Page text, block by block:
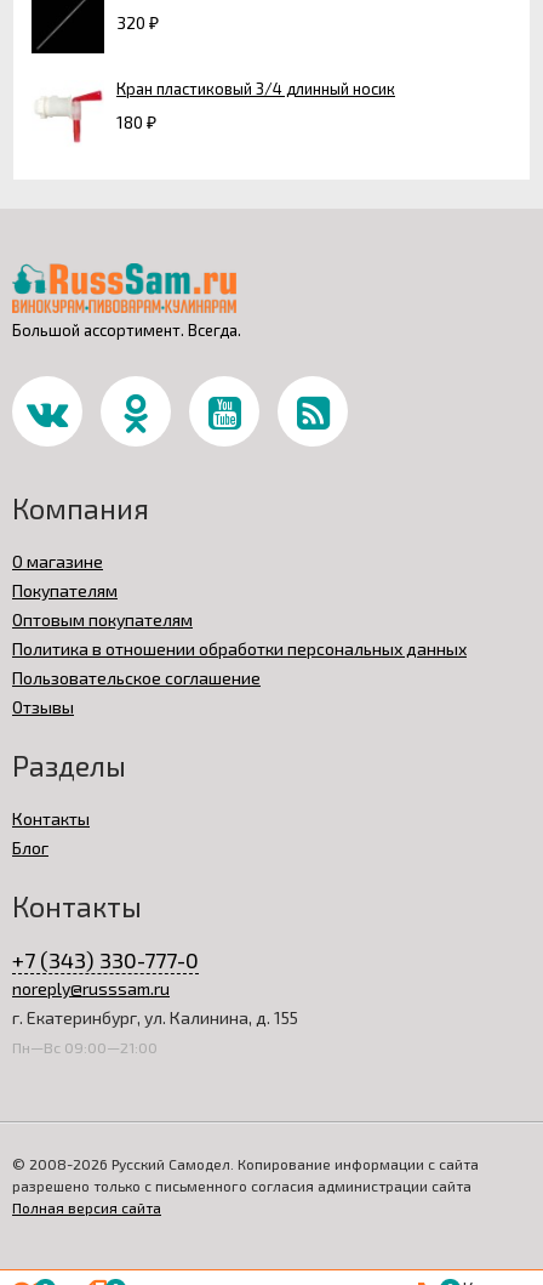
320 ₽
Кран пластиковый 3/4 длинный носик
180 ₽
Большой ассортимент. Всегда.
Компания
О магазине
Покупателям
Оптовым покупателям
Политика в отношении обработки персональных данных
Пользовательское соглашение
Отзывы
Разделы
Контакты
Блог
Контакты
+7 (343) 330-777-0
noreply@russsam.ru
г. Екатеринбург, ул. Калинина, д. 155
Пн—Вс 09:00—21:00
© 2008-2026 Русский Самодел. Копирование информации с сайта
разрешено только с письменного согласия администрации сайта
Полная версия сайта